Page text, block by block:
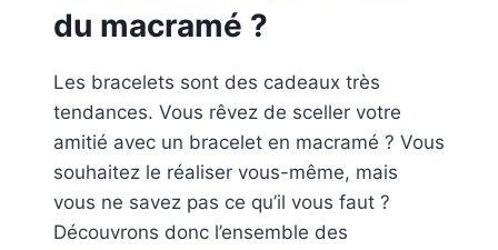
du macramé ?
Les bracelets sont des cadeaux très
tendances. Vous rêvez de sceller votre
amitié avec un bracelet en macramé ? Vous
souhaitez le réaliser vous-même, mais
vous ne savez pas ce qu’il vous faut ?
Découvrons donc l’ensemble des